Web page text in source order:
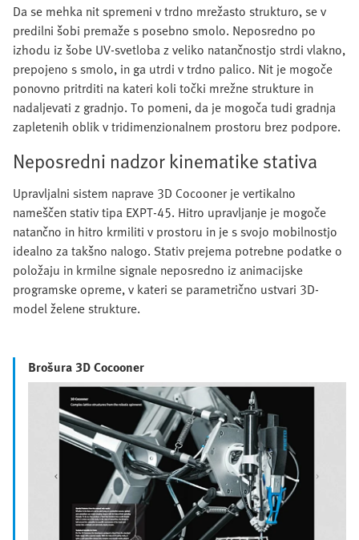
Da se mehka nit spremeni v trdno mrežasto strukturo, se v
predilni šobi premaže s posebno smolo. Neposredno po
izhodu iz šobe UV-svetloba z veliko natančnostjo strdi vlakno,
prepojeno s smolo, in ga utrdi v trdno palico. Nit je mogoče
ponovno pritrditi na kateri koli točki mrežne strukture in
nadaljevati z gradnjo. To pomeni, da je mogoča tudi gradnja
zapletenih oblik v tridimenzionalnem prostoru brez podpore.
Neposredni nadzor kinematike stativa
Upravljalni sistem naprave 3D Cocooner je vertikalno
nameščen stativ tipa EXPT-45. Hitro upravljanje je mogoče
natančno in hitro krmiliti v prostoru in je s svojo mobilnostjo
idealno za takšno nalogo. Stativ prejema potrebne podatke o
položaju in krmilne signale neposredno iz animacijske
programske opreme, v kateri se parametrično ustvari 3D-
model želene strukture.
Brošura 3D Cocooner